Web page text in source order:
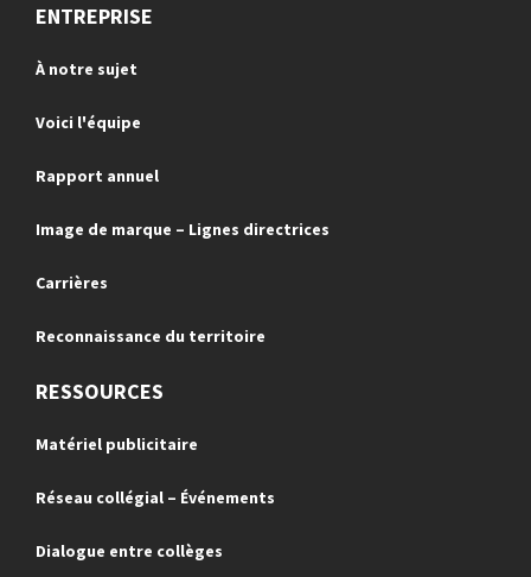
ENTREPRISE
À notre sujet
Voici l'équipe
Rapport annuel
Image de marque – Lignes directrices
Carrières
Reconnaissance du territoire
RESSOURCES
Matériel publicitaire
Réseau collégial – Événements
Dialogue entre collèges